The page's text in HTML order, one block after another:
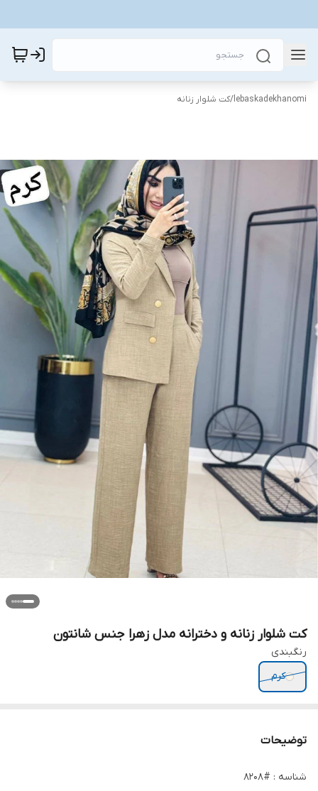
lebaskadekhanomi
/کت شلوار زنانه
کت شلوار زنانه و دخترانه مدل زهرا جنس شانتون
رنگبندی
کرم
توضیحات
شناسه : #8208